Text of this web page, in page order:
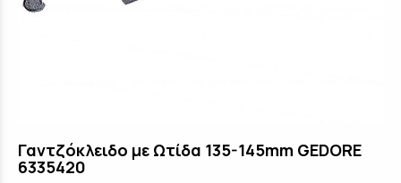
Γαντζόκλειδο με Ωτίδα 135-145mm GEDORE
6335420